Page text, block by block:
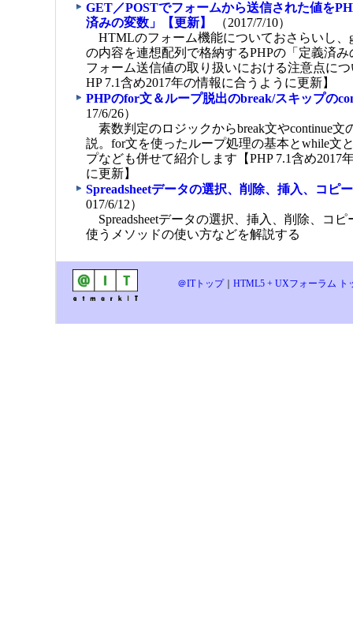
GET／POSTでフォームから送信された値を
済みの変数」【更新】
（2017/7/10）
HTMLのフォーム機能についておさらいし、
の内容を連想配列で格納するPHPの「定義済
フォーム送信値の取り扱いにおける注意点に
HP 7.1含め2017年の情報に合うように更新】
PHPのfor文＆ループ脱出のbreak/スキップの
17/6/26）
素数判定のロジックからbreak文やcontinue文
説。for文を使ったループ処理の基本とwhile文
プなども併せて紹介します【PHP 7.1含め2017
に更新】
Spreadsheetデータの選択、削除、挿入、コピ
017/6/12）
Spreadsheetデータの選択、挿入、削除、コ
使うメソッドの使い方などを解説する
＠ITトップ｜ HTML5 + UXフォーラム ト